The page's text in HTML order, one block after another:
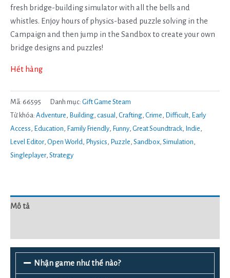
fresh bridge-building simulator with all the bells and
whistles. Enjoy hours of physics-based puzzle solving in the
Campaign and then jump in the Sandbox to create your own
bridge designs and puzzles!
Hết hàng
Mã: 66595 Danh mục: Gift Game Steam
Từ khóa: Adventure Building casual Crafting Crime Difficult Early
Access Education Family Friendly Funny Great Soundtrack Indie
Level Editor, Open World Physics Puzzle Sandbox Simulation
Singleplayer, Strategy
Mô tả
Nhận game như thế nào?